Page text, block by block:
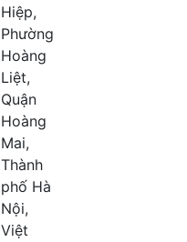
Hiệp,
Phường
Hoàng
Liệt,
Quận
Hoàng
Mai,
Thành
phố Hà
Nội,
Việt